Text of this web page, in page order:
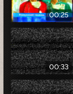
00:25
00:33